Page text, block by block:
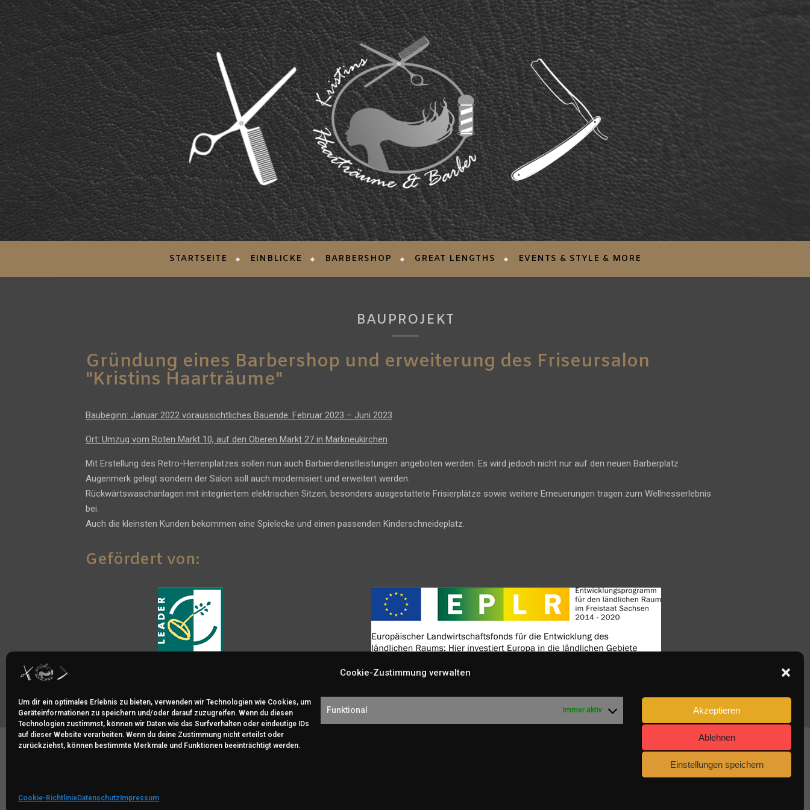
Cookie-Zustimmung verwalten
Um dir ein optimales Erlebnis zu bieten, verwenden wir Technologien wie Cookies, um
Geräteinformationen zu speichern und/oder darauf zuzugreifen. Wenn du diesen
Technologien zustimmst, können wir Daten wie das Surfverhalten oder eindeutige IDs
auf dieser Website verarbeiten. Wenn du deine Zustimmung nicht erteilst oder
zurückziehst, können bestimmte Merkmale und Funktionen beeinträchtigt werden.
Funktional Immer aktiv Akzeptieren
Ablehnen
Einstellungen speichern
Cookie-RichtlinieDatenschutz Impressum
STARTSEITE EINBLICKE BARBERSHOP GREAT LENGTHS EVENTS & STYLE & MORE
BAUPROJEKT
Gründung eines Barbershop und erweiterung des Friseursalon
"Kristins Haarträume"
Baubeginn: Januar 2022 voraussichtliches Bauende: Februar 2023 – Juni 2023
Ort: Umzug vom Roten Markt 10, auf den Oberen Markt 27 in Markneukirchen
Mit Erstellung des Retro-Herrenplatzes sollen nun auch Barbierdienstleistungen angeboten werden. Es wird jedoch nicht nur auf den neuen Barberplatz
Augenmerk gelegt sondern der Salon soll auch modernisiert und erweitert werden.
Rückwärtswaschanlagen mit integriertem elektrischen Sitzen, besonders ausgestattete Frisierplätze sowie weitere Erneuerungen tragen zum Wellnesserlebnis
bei.
Auch die kleinsten Kunden bekommen eine Spielecke und einen passenden Kinderschneideplatz.
Gefördert von: